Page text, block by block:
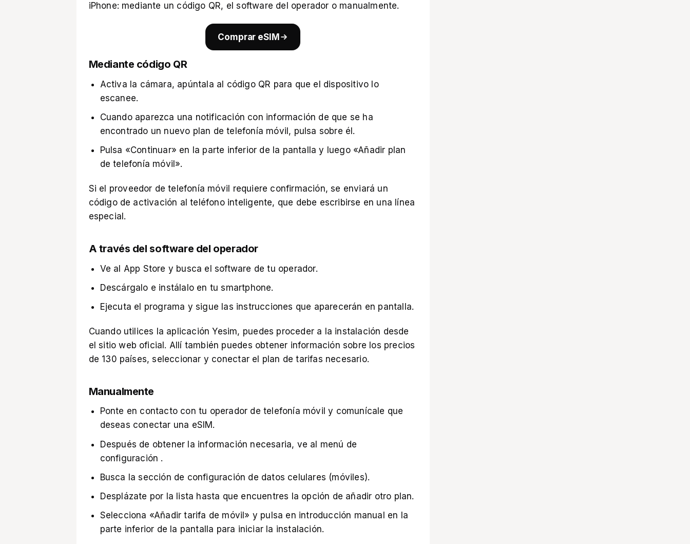
iPhone: mediante un código QR, el software del operador o manualmente.
Comprar eSIM
Mediante código QR
Activa la cámara, apúntala al código QR para que el dispositivo lo
escanee.
Cuando aparezca una notificación con información de que se ha
encontrado un nuevo plan de telefonía móvil, pulsa sobre él.
Pulsa «Continuar» en la parte inferior de la pantalla y luego «Añadir plan
de telefonía móvil».
Si el proveedor de telefonía móvil requiere confirmación, se enviará un
código de activación al teléfono inteligente, que debe escribirse en una línea
especial.
A través del software del operador
Ve al App Store y busca el software de tu operador.
Descárgalo e instálalo en tu smartphone.
Ejecuta el programa y sigue las instrucciones que aparecerán en pantalla.
Cuando utilices la aplicación Yesim, puedes proceder a la instalación desde
el sitio web oficial. Allí también puedes obtener información sobre los precios
de 130 países, seleccionar y conectar el plan de tarifas necesario.
Manualmente
Ponte en contacto con tu operador de telefonía móvil y comunícale que
deseas conectar una eSIM.
Después de obtener la información necesaria, ve al menú de
configuración .
Busca la sección de configuración de datos celulares (móviles).
Desplázate por la lista hasta que encuentres la opción de añadir otro plan.
Selecciona «Añadir tarifa de móvil» y pulsa en introducción manual en la
parte inferior de la pantalla para iniciar la instalación.